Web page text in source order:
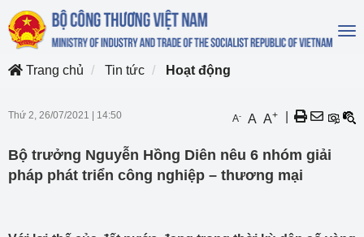
Trang chủ
Tin tức Hoạt động
Thứ 2, 26/07/2021 14:50 A- A A+
Bộ trưởng Nguyễn Hồng Diên nêu 6 nhóm giải
pháp phát triển công nghiệp – thương mại